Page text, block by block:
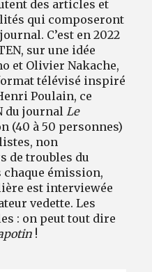
des articles et
qui composeront
C’est en 2022
sur une idée
et Olivier Nakache,
télévisé inspiré
Poulain, ce
du journal Le
(40 à 50 personnes)
non
de troubles du
chaque émission,
est interviewée
vedette. Les
: on peut tout dire
!